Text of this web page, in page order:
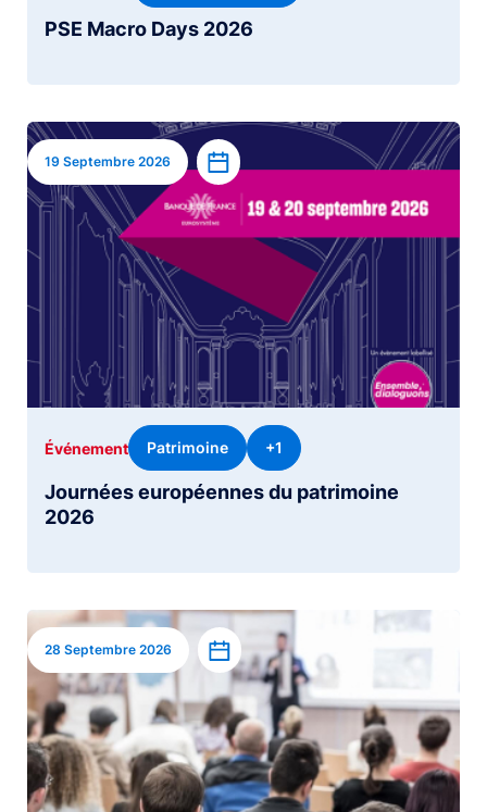
PSE Macro Days 2026
Image
19 Septembre 2026 Ajouter à l’agenda
Journées européennes du patrimoine
2026
Événement Patrimoine +1
Image
28 Septembre 2026 Ajouter à l’agenda